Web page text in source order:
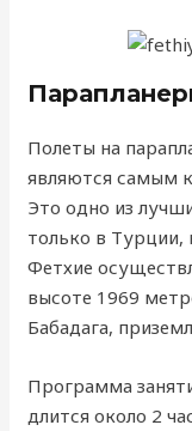
Полеты на
являются самым
Это одно из
только в Турции,
Фетхие
высоте 1969
Бабадага,
Программа
длится около 2